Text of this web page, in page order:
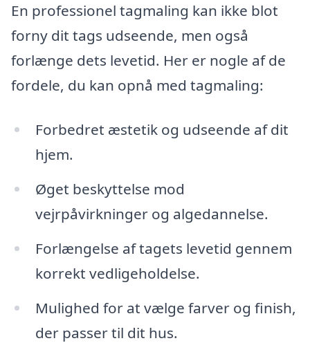
En professionel tagmaling kan ikke blot
forny dit tags udseende, men også
forlænge dets levetid. Her er nogle af de
fordele, du kan opnå med tagmaling:
Forbedret æstetik og udseende af dit
hjem.
Øget beskyttelse mod
vejrpåvirkninger og algedannelse.
Forlængelse af tagets levetid gennem
korrekt vedligeholdelse.
Mulighed for at vælge farver og finish,
der passer til dit hus.